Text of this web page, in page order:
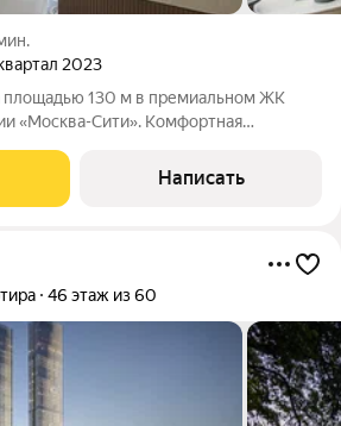
2023
площадью 130 м в премиальном ЖК
«Москва-Сити». Комфортная
ванной и гардеробной комнатой, еще
отдельных
Написать
46 этаж из 60